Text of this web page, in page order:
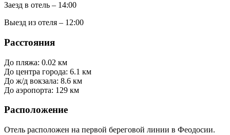
Заезд в отель – 14:00
Выезд из отеля – 12:00
Расстояния
До пляжа: 0.02 км
До центра города: 6.1 км
До ж/д вокзала: 8.6 км
До аэропорта: 129 км
Расположение
Отель расположен на первой береговой линии в Феодосии.